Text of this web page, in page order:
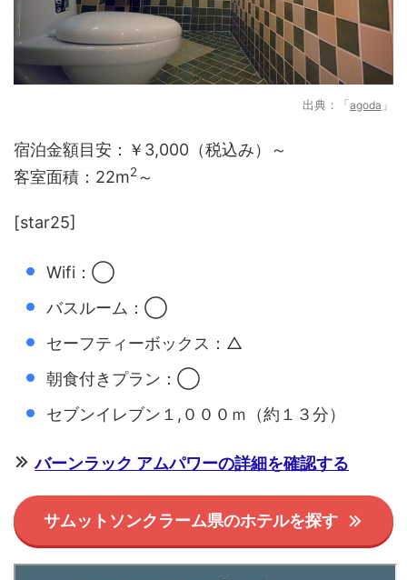
出典： agoda
宿泊金額目安：￥3,000（税込み）～
客室面積：22m2～
[star25]
Wifi：◯
バスルーム：◯
セーフティーボックス：△
朝食付きプラン：◯
セブンイレブン１,０００ｍ（約１３分）
バーンラック アムパワーの詳細を確認する
サムットソンクラーム県のホテルを探す